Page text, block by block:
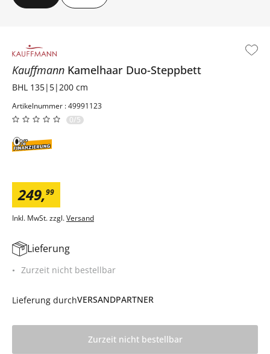
Kauffmann Kamelhaar Duo-Steppbett
BHL 135|5|200 cm
Artikelnummer : 49991123
0/5
249,99
Inkl. MwSt. zzgl.Versand
Lieferung
Zurzeit nicht bestellbar
Lieferung durchVERSANDPARTNER
Zurzeit nicht bestellbar